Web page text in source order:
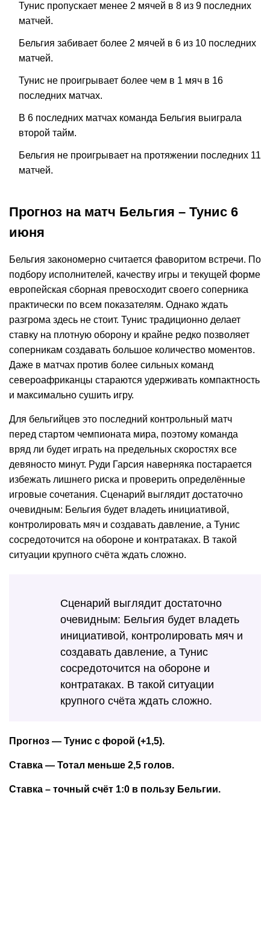
Тунис пропускает менее 2 мячей в 8 из 9 последних
матчей.
Бельгия забивает более 2 мячей в 6 из 10 последних
матчей.
Тунис не проигрывает более чем в 1 мяч в 16
последних матчах.
В 6 последних матчах команда Бельгия выиграла
второй тайм.
Бельгия не проигрывает на протяжении последних 11
матчей.
Прогноз на матч Бельгия – Тунис 6
июня
Бельгия закономерно считается фаворитом встречи. По
подбору исполнителей, качеству игры и текущей форме
европейская сборная превосходит своего соперника
практически по всем показателям. Однако ждать
разгрома здесь не стоит. Тунис традиционно делает
ставку на плотную оборону и крайне редко позволяет
соперникам создавать большое количество моментов.
Даже в матчах против более сильных команд
североафриканцы стараются удерживать компактность
и максимально сушить игру.
Для бельгийцев это последний контрольный матч
перед стартом чемпионата мира, поэтому команда
вряд ли будет играть на предельных скоростях все
девяносто минут. Руди Гарсия наверняка постарается
избежать лишнего риска и проверить определённые
игровые сочетания. Сценарий выглядит достаточно
очевидным: Бельгия будет владеть инициативой,
контролировать мяч и создавать давление, а Тунис
сосредоточится на обороне и контратаках. В такой
ситуации крупного счёта ждать сложно.
Сценарий выглядит достаточно
очевидным: Бельгия будет владеть
инициативой, контролировать мяч и
создавать давление, а Тунис
сосредоточится на обороне и
контратаках. В такой ситуации
крупного счёта ждать сложно.
Прогноз — Тунис с форой (+1,5).
Ставка — Тотал меньше 2,5 голов.
Ставка – точный счёт 1:0 в пользу Бельгии.